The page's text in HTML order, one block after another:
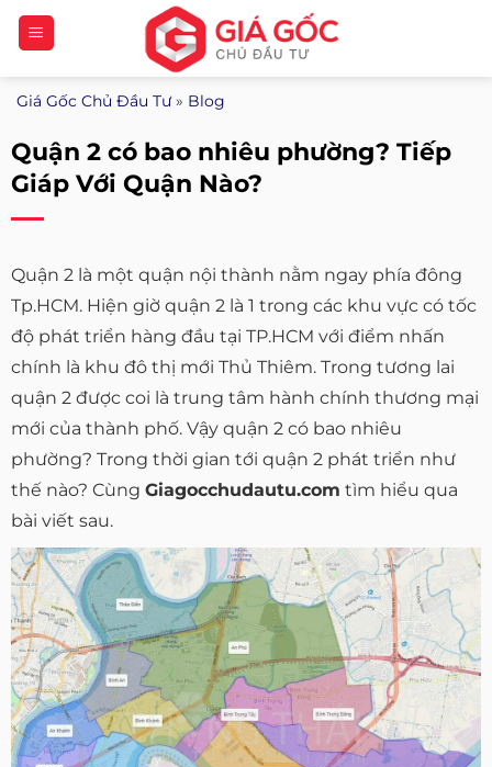
Bỏ
qua
nội
dung
Giá Gốc Chủ Đầu Tư» Blog
Quận 2 có bao nhiêu phường? Tiếp
Giáp Với Quận Nào?
Quận 2 là một quận nội thành nằm ngay phía đông
Tp.HCM. Hiện giờ quận 2 là 1 trong các khu vực có tốc
độ phát triển hàng đầu tại TP.HCM với điểm nhấn
chính là khu đô thị mới Thủ Thiêm. Trong tương lai
quận 2 được coi là trung tâm hành chính thương mại
mới của thành phố. Vậy quận 2 có bao nhiêu
phường? Trong thời gian tới quận 2 phát triển như
thế nào? Cùng Giagocchudautu.com tìm hiểu qua
bài viết sau.